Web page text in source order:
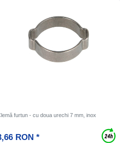
furtun - cu doua urechi 7 mm, inox
RON *